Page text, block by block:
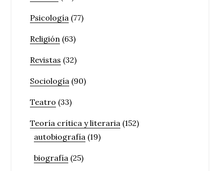
Psicología (77)
Religión (63)
Revistas (32)
Sociología (90)
Teatro (33)
Teoría crítica y literaria (152)
autobiografía (19)
biografía (25)